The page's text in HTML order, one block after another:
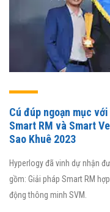
Cú đúp ngoạn mục
Smart RM và Smart
Sao Khuê 2023
Hyperlogy đã vinh dự nhận
gồm: Giải pháp Smart RM
động thông minh SVM.